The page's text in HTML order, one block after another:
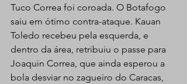
Tuco Correa foi coroada. O Botafogo
saiu em ótimo contra-ataque. Kauan
Toledo recebeu pela esquerda, e
dentro da área, retribuiu o passe para
Joaquin Correa, que ainda esperou a
bola desviar no zagueiro do Caracas,